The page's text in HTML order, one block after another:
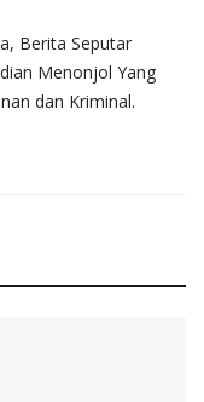
Berita Seputar
Menonjol Yang
dan Kriminal.